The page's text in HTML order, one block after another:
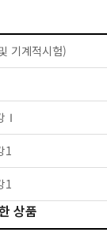
기계적시험)
Ⅰ
1
1
상품